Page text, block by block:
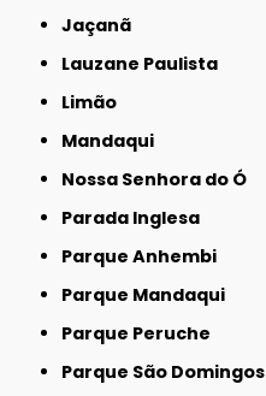
Jaçanã
Lauzane Paulista
Limão
Mandaqui
Nossa Senhora do Ó
Parada Inglesa
Parque Anhembi
Parque Mandaqui
Parque Peruche
Parque São Domingos